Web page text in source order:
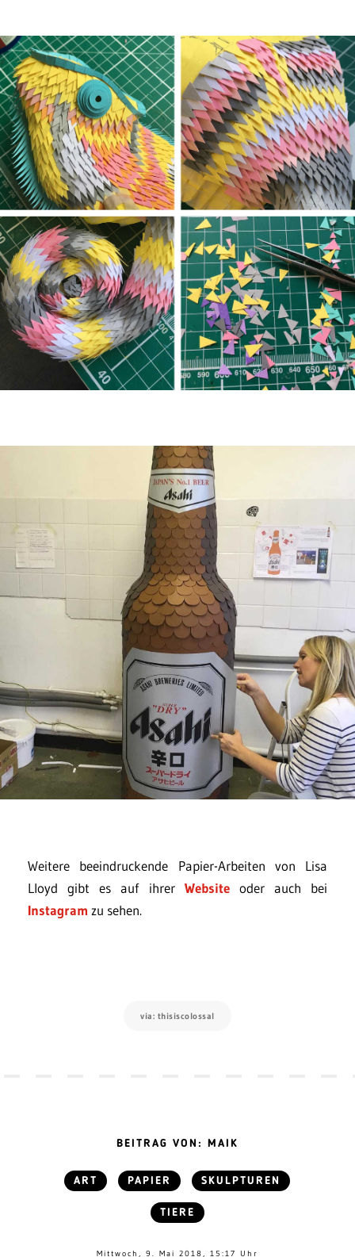
Weitere beeindruckende Papier-Arbeiten von Lisa
Lloyd gibt es auf ihrer Websiteoder auch bei
Instagram zu sehen.
via: thisiscolossal
BEITRAG VON: MAIK
ART PAPIER SKULPTUREN
TIERE
Mittwoch, 9. Mai 2018, 15:17 Uhr